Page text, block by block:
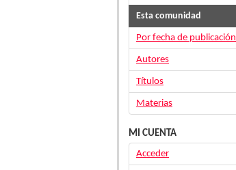
Esta comunidad
Por fecha de publicación
Autores
Títulos
Materias
MI CUENTA
Acceder